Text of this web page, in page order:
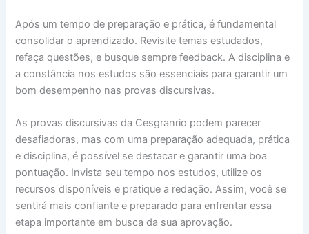
Após um tempo de preparação e prática, é fundamental
consolidar o aprendizado. Revisite temas estudados,
refaça questões, e busque sempre feedback. A disciplina e
a constância nos estudos são essenciais para garantir um
bom desempenho nas provas discursivas.
As provas discursivas da Cesgranrio podem parecer
desafiadoras, mas com uma preparação adequada, prática
e disciplina, é possível se destacar e garantir uma boa
pontuação. Invista seu tempo nos estudos, utilize os
recursos disponíveis e pratique a redação. Assim, você se
sentirá mais confiante e preparado para enfrentar essa
etapa importante em busca da sua aprovação.